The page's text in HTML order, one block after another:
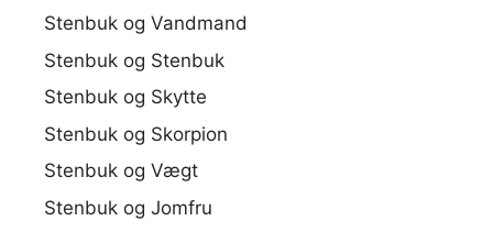
Stenbuk og Vandmand
Stenbuk og Stenbuk
Stenbuk og Skytte
Stenbuk og Skorpion
Stenbuk og Vægt
Stenbuk og Jomfru